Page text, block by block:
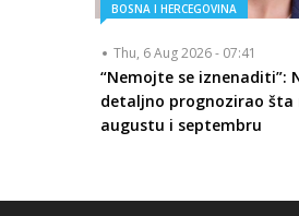
BOSNA I HERCEGOVINA
Thu, 6 Aug 2026 - 07:41
“Nemojte se iznenaditi”:
detaljno prognozirao šta
augustu i septembru